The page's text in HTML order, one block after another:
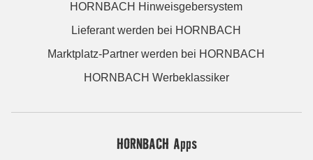
HORNBACH Hinweisgebersystem
Lieferant werden bei HORNBACH
Marktplatz-Partner werden bei HORNBACH
HORNBACH Werbeklassiker
HORNBACH Apps